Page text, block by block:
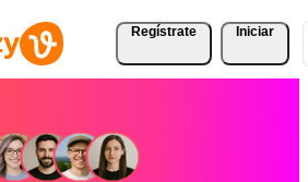
Regístrate Iniciar